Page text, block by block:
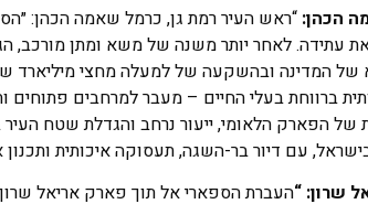
הכהן: “ראש העיר רמת גן, כרמל שאמה הכהן:
עתידה. לאחר יותר משנה של משא ומתן
של המדינה ובהשקעה של למעלה מחצי
ברווחת בעלי החיים – מעבר למרחבים
שרון: “העברת הספארי אל תוך פארק אריאל שרון